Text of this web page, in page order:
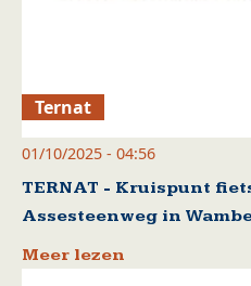
Ternat
01/10/2025 - 04:56
TERNAT - Kruispunt
Assesteenweg in
Meer lezen